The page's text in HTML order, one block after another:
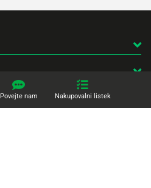
Povejte nam Nakupovalni listek